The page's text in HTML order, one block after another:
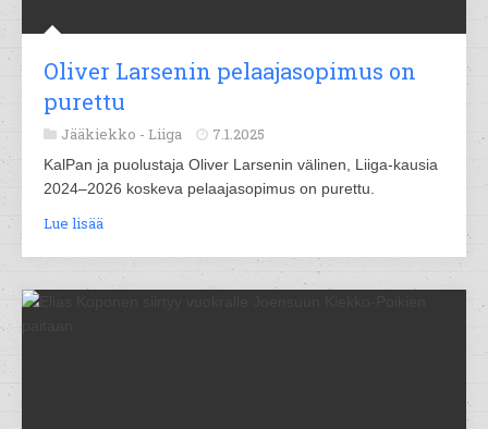
Oliver Larsenin pelaajasopimus on
purettu
Jääkiekko - Liiga 7.1.2025
KalPan ja puolustaja Oliver Larsenin välinen, Liiga-kausia
2024–2026 koskeva pelaajasopimus on purettu.
Lue lisää